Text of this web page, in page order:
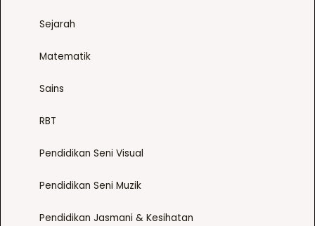
Sejarah
Matematik
Sains
RBT
Pendidikan Seni Visual
Pendidikan Seni Muzik
Pendidikan Jasmani & Kesihatan